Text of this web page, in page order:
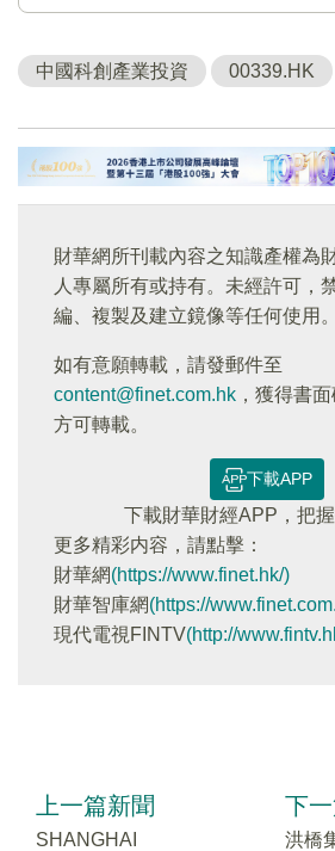
中國科創產業投資 00339.HK
財華網所刊載內容之知識產權為
人專屬所有或持有。未經許可，
編、複製及建立鏡像等任何使用。
如有意願轉載，請發郵件至
content@finet.com.hk ，獲得書
方可轉載。
下載APP
下載財華財經APP，把
更多精彩内容，請點擊：
財華網(https://www.finet.hk/)
財華智庫網(https://
現代電視FINTV(http://
上一篇新聞
SHANGHAI
下
洪橋